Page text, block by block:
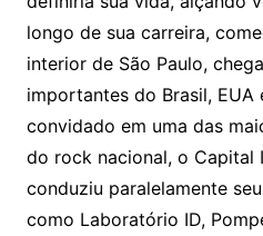
longo de sua carreira,
interior de São Paulo,
importantes do Brasil, EUA
convidado em uma das
do rock nacional, o Capital
conduziu paralelamente
como Laboratório ID,